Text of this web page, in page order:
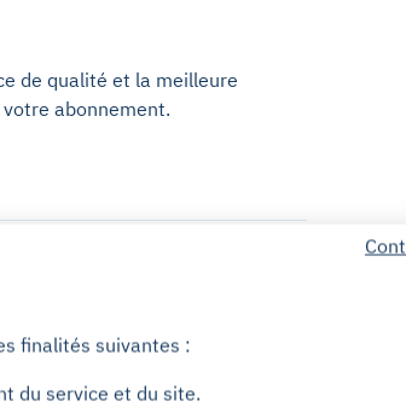
de qualité et la meilleure
abonnement.
finalités suivantes :
du service et du site.